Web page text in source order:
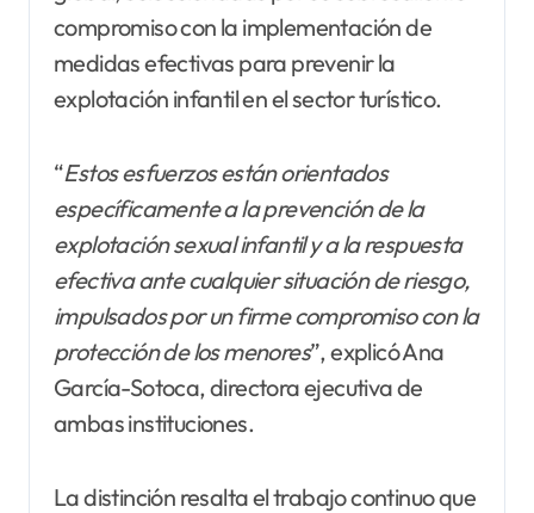
compromiso con la implementación de
medidas efectivas para prevenir la
explotación infantil en el sector turístico.
“Estos esfuerzos están orientados
específicamente a la prevención de la
explotación sexual infantil y a la respuesta
efectiva ante cualquier situación de riesgo,
impulsados por un firme compromiso con la
protección de los menores”, explicó Ana
García-Sotoca, directora ejecutiva de
ambas instituciones.
La distinción resalta el trabajo continuo que